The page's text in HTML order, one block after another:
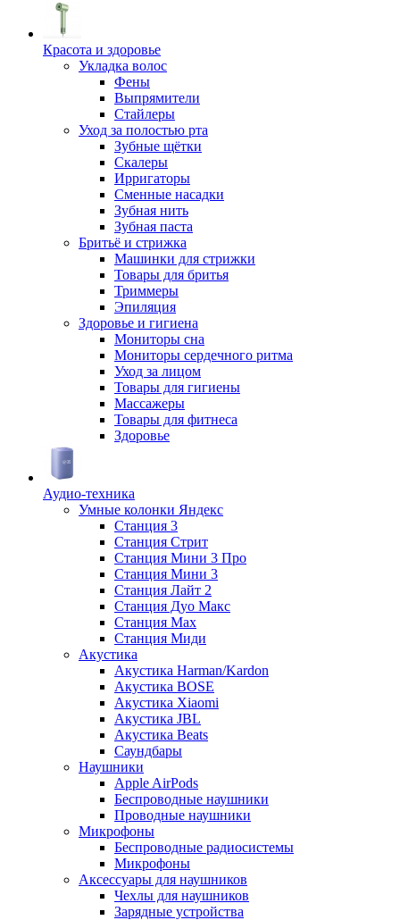
Красота и здоровье
Укладка волос
Фены
Выпрямители
Стайлеры
Уход за полостью рта
Зубные щётки
Скалеры
Ирригаторы
Сменные насадки
Зубная нить
Зубная паста
Бритьё и стрижка
Машинки для стрижки
Товары для бритья
Триммеры
Эпиляция
Здоровье и гигиена
Мониторы сна
Мониторы сердечного ритма
Уход за лицом
Товары для гигиены
Массажеры
Товары для фитнеса
Здоровье
Аудио-техника
Умные колонки Яндекс
Станция 3
Станция Стрит
Станция Мини 3 Про
Станция Мини 3
Станция Лайт 2
Станция Дуо Макс
Станция Max
Станция Миди
Акустика
Акустика Harman/Kardon
Акустика BOSE
Акустика Xiaomi
Акустика JBL
Акустика Beats
Саундбары
Наушники
Apple AirPods
Беспроводные наушники
Проводные наушники
Микрофоны
Беспроводные радиосистемы
Микрофоны
Аксессуары для наушников
Чехлы для наушников
Зарядные устройства